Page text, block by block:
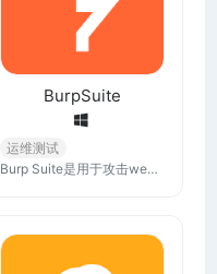
BurpSuite
运维测试
Burp Suite是用于攻击web应用程序的集成平台，包含了许多工具可以自行选择下载，Burp Suite为这些工具设计了许多接口，以加快攻击应用程序的过程，所有工具都共享一个请求，并能处理对应的HTTP 消息、持久性、认证、代理、日志、警报